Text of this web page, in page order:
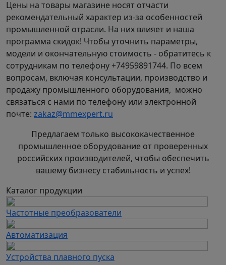
Цены на товары магазине носят отчасти
рекомендательный характер из-за особенностей
промышленной отрасли. На них влияет и наша
программа скидок! Чтобы уточнить параметры,
модели и окончательную стоимость - обратитесь к
сотрудникам по телефону +74959891744. По всем
вопросам, включая консультации, производство и
продажу промышленного оборудования, можно
связаться с нами по телефону или электронной
почте: zakaz@mmexpert.ru
Предлагаем только высококачественное
промышленное оборудование от проверенных
российских производителей, чтобы обеспечить
вашему бизнесу стабильность и успех!
Каталог продукции
Частотные преобразователи
Автоматизация
Устройства плавного пуска